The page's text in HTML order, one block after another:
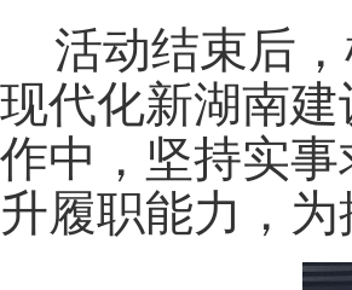
活动结束后
现代化新湖南建
作中，坚持实事
升履职能力，